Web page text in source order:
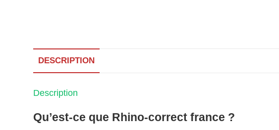
DESCRIPTION
Description
Qu’est-ce que Rhino-correct france ?